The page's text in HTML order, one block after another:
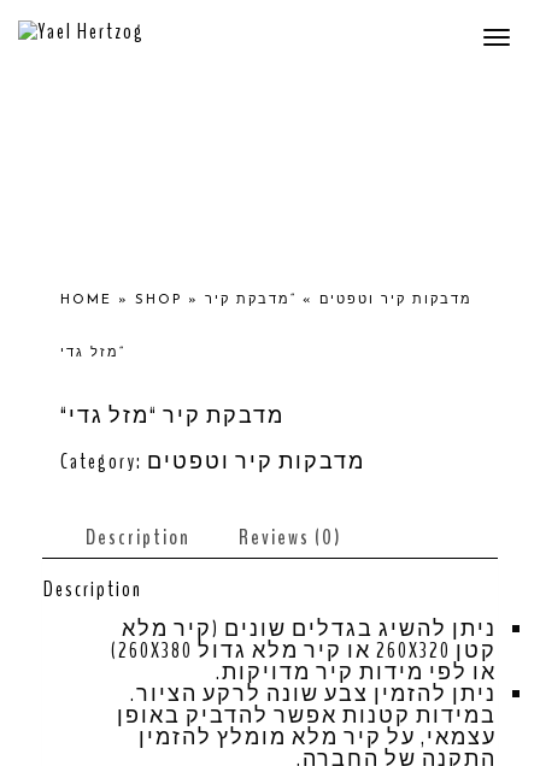
HOME » SHOP » מדבקות קיר וטפטים » “מדבקת קיר
“מזל גדי
“מדבקת קיר “מזל גדי
Category: מדבקות קיר וטפטים
Description
Reviews (0)
Description
ניתן להשיג בגדלים שונים (קיר מלא
קטן 260X320 או קיר מלא גדול 260X380)
או לפי מידות קיר מדויקות.
ניתן להזמין צבע שונה לרקע הציור.
במידות קטנות אפשר להדביק באופן
עצמאי, על קיר מלא מומלץ להזמין
התקנה של החברה.